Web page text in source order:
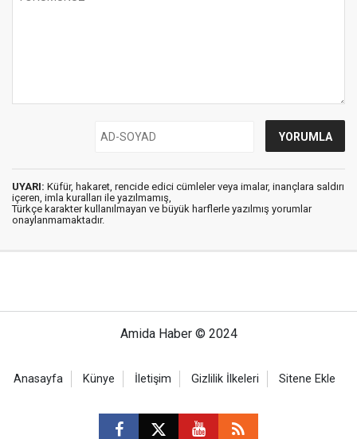
UYARI: Küfür, hakaret, rencide edici cümleler veya imalar, inançlara saldırı
içeren, imla kuralları ile yazılmamış,
Türkçe karakter kullanılmayan ve büyük harflerle yazılmış yorumlar
onaylanmamaktadır.
Amida Haber © 2024
Anasayfa Künye İletişim Gizlilik İlkeleri Sitene Ekle